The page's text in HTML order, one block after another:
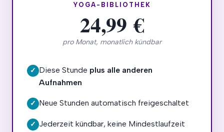
YOGA-BIBLIOTHEK
24,99 €
pro Monat, monatlich kündbar
✓ Diese Stunde plus alle anderen
Aufnahmen
✓ Neue Stunden automatisch freigeschaltet
✓ Jederzeit kündbar, keine Mindestlaufzeit